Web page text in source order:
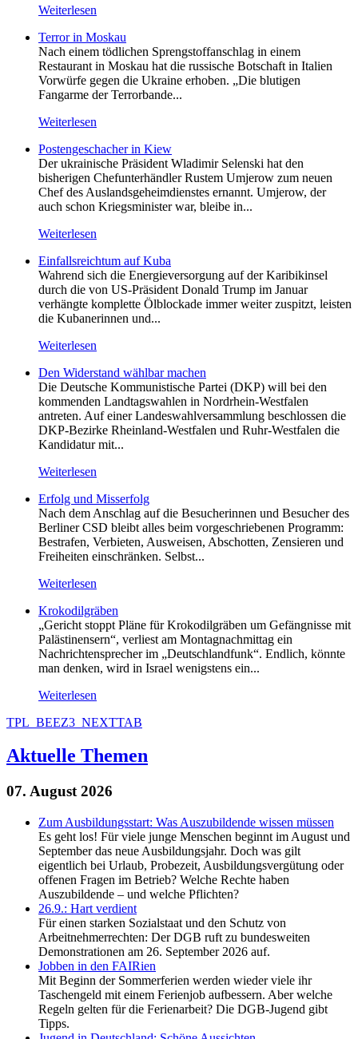
Weiterlesen
Terror in Moskau
Nach einem tödlichen Sprengstoffanschlag in einem
Restaurant in Moskau hat die russische Botschaft in Italien
Vorwürfe gegen die Ukraine erhoben. „Die blutigen
Fangarme der Terrorbande...
Weiterlesen
Postengeschacher in Kiew
Der ukrainische Präsident Wladimir Selenski hat den
bisherigen Chefunterhändler Rustem Umjerow zum neuen
Chef des Auslandsgeheimdienstes ernannt. Umjerow, der
auch schon Kriegsminister war, bleibe in...
Weiterlesen
Einfallsreichtum auf Kuba
Wahrend sich die Energieversorgung auf der Karibikinsel
durch die von US-Präsident Donald Trump im Januar
verhängte komplette Ölblockade immer weiter zuspitzt, leisten
die Kubanerinnen und...
Weiterlesen
Den Widerstand wählbar machen
Die Deutsche Kommunistische Partei (DKP) will bei den
kommenden Landtagswahlen in Nordrhein-Westfalen
antreten. Auf einer Landeswahlversammlung beschlossen die
DKP-Bezirke Rheinland-Westfalen und Ruhr-Westfalen die
Kandidatur mit...
Weiterlesen
Erfolg und Misserfolg
Nach dem Anschlag auf die Besucherinnen und Besucher des
Berliner CSD bleibt alles beim vorgeschriebenen Programm:
Bestrafen, Verbieten, Ausweisen, Abschotten, Zensieren und
Freiheiten einschränken. Selbst...
Weiterlesen
Krokodilgräben
„Gericht stoppt Pläne für Krokodilgräben um Gefängnisse mit
Palästinensern“, verliest am Montagnachmittag ein
Nachrichtensprecher im „Deutschlandfunk“. Endlich, könnte
man denken, wird in Israel wenigstens ein...
Weiterlesen
TPL_BEEZ3_NEXTTAB
Aktuelle Themen
07. August 2026
Zum Ausbildungsstart: Was Auszubildende wissen müssen
Es geht los! Für viele junge Menschen beginnt im August und
September das neue Ausbildungsjahr. Doch was gilt
eigentlich bei Urlaub, Probezeit, Ausbildungsvergütung oder
offenen Fragen im Betrieb? Welche Rechte haben
Auszubildende – und welche Pflichten?
26.9.: Hart verdient
Für einen starken Sozialstaat und den Schutz von
Arbeitnehmerrechten: Der DGB ruft zu bundesweiten
Demonstrationen am 26. September 2026 auf.
Jobben in den FAIRien
Mit Beginn der Sommerferien werden wieder viele ihr
Taschengeld mit einem Ferienjob aufbessern. Aber welche
Regeln gelten für die Ferienarbeit? Die DGB-Jugend gibt
Tipps.